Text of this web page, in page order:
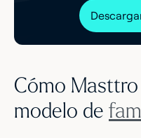
Cómo
modelo de